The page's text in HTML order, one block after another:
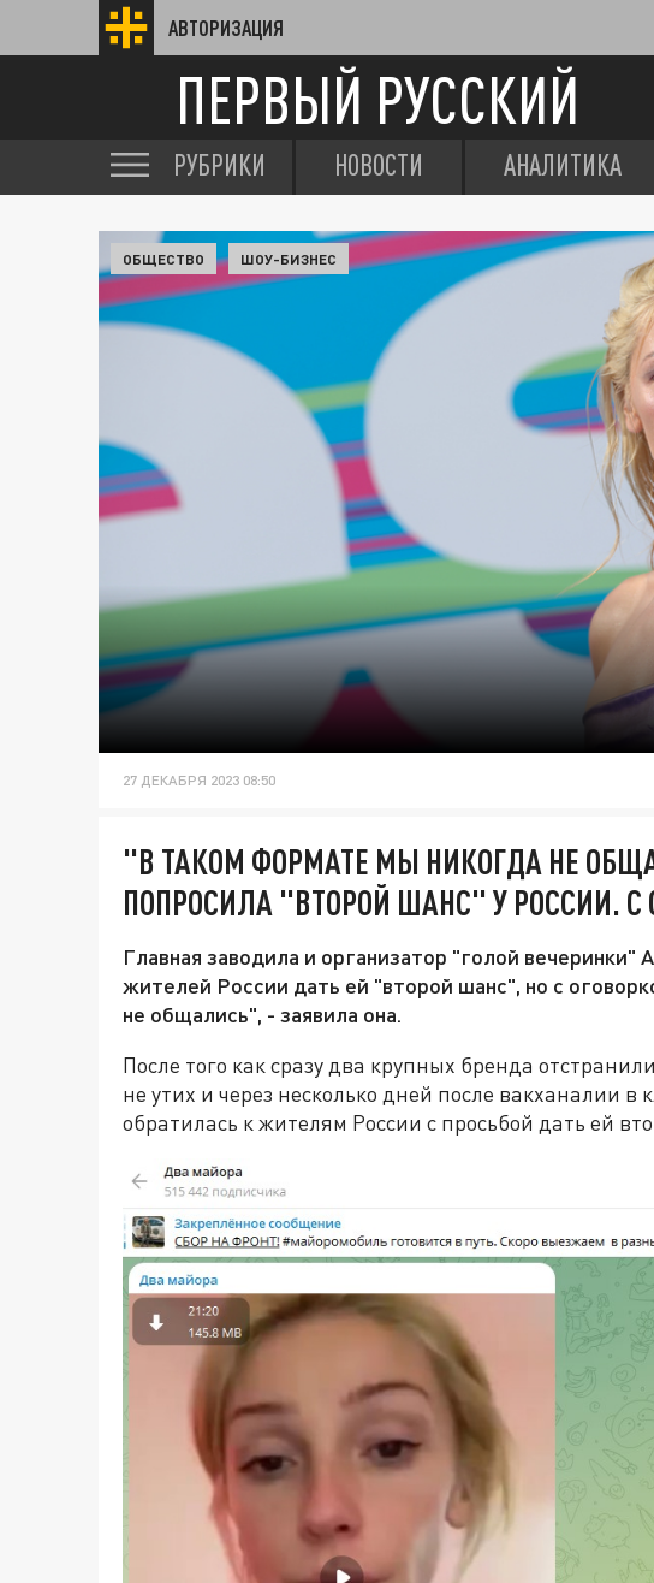
АВТОРИЗАЦИЯ
ПЕРВЫЙ РУССКИЙ
РУБРИКИ НОВОСТИ АНАЛИТИКА
ОБЩЕСТВО ШОУ-БИЗНЕС
27 ДЕКАБРЯ 2023 08:50
"В ТАКОМ ФОРМАТЕ МЫ НИКОГДА НЕ
ПОПРОСИЛА "ВТОРОЙ ШАНС" У РОССИИ. С
Главная заводила и организатор "голой вечеринки"
жителей России дать ей "второй шанс", но с
не общались", - заявила она.
После того как сразу два крупных бренда
не утих и через несколько дней после вакханалии в
обратилась к жителям России с просьбой дать ей